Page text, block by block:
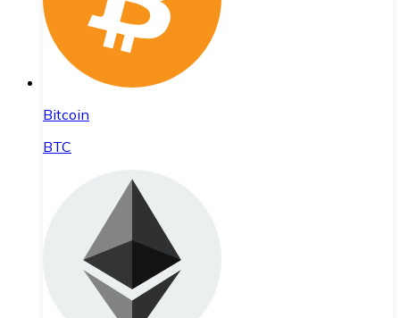
Bitcoin
BTC